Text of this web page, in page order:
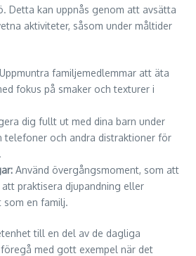
Detta kan uppnås genom att avsätta
aktiviteter, såsom under måltider
Uppmuntra familjemedlemmar att äta
fokus på smaker och texturer i
dig fullt ut med dina barn under
telefoner och andra distraktioner för
Använd övergångsmoment, som att
praktisera djupandning eller
som en familj.
till en del av de dagliga
med gott exempel när det